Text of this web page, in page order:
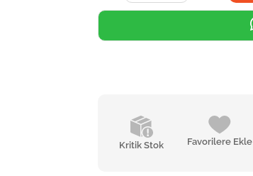
Kritik Stok Favorilere Ekle